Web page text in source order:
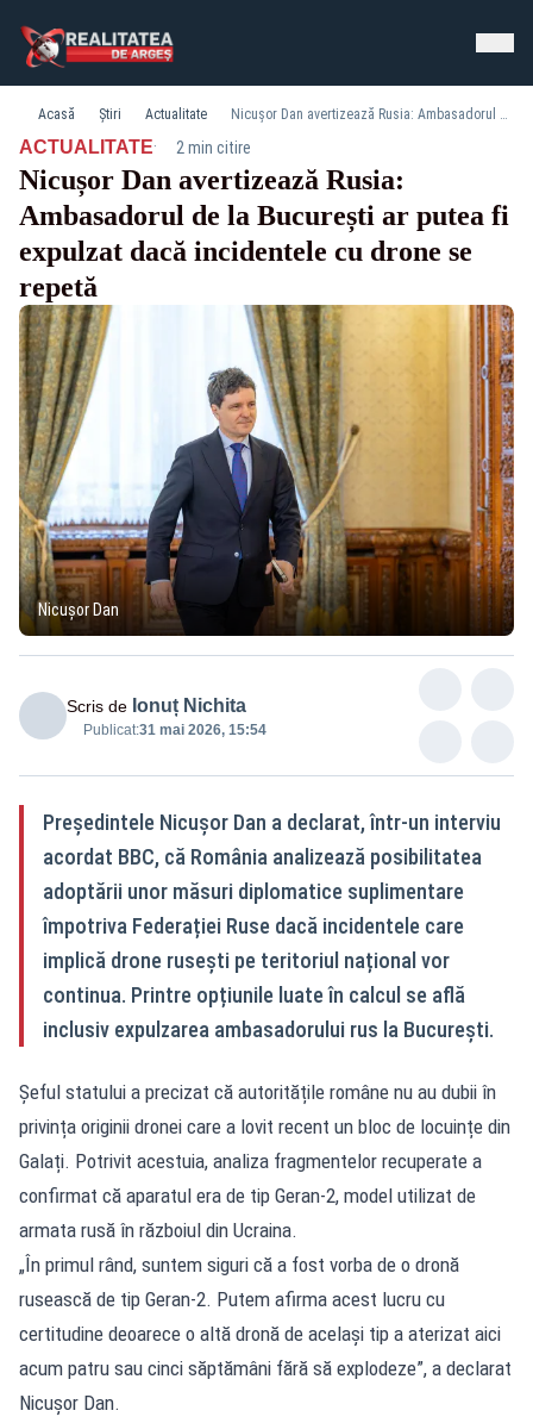
Acasă Știri Actualitate Nicușor Dan avertizează Rusia: Ambasadorul de la București ar putea fi expulzat dacă incidentele cu drone se repetă
ACTUALITATE· 2 min citire
Nicușor Dan avertizează Rusia:
Ambasadorul de la București ar putea fi
expulzat dacă incidentele cu drone se
repetă
Nicușor Dan
Scris de Ionuț Nichita
Publicat:31 mai 2026, 15:54
Președintele Nicușor Dan a declarat, într-un interviu
acordat BBC, că România analizează posibilitatea
adoptării unor măsuri diplomatice suplimentare
împotriva Federației Ruse dacă incidentele care
implică drone rusești pe teritoriul național vor
continua. Printre opțiunile luate în calcul se află
inclusiv expulzarea ambasadorului rus la București.
Șeful statului a precizat că autoritățile române nu au dubii în
privința originii dronei care a lovit recent un bloc de locuințe din
Galați. Potrivit acestuia, analiza fragmentelor recuperate a
confirmat că aparatul era de tip Geran-2, model utilizat de
armata rusă în războiul din Ucraina.
„În primul rând, suntem siguri că a fost vorba de o dronă
rusească de tip Geran-2. Putem afirma acest lucru cu
certitudine deoarece o altă dronă de acelaşi tip a aterizat aici
acum patru sau cinci săptămâni fără să explodeze”, a declarat
Nicușor Dan.